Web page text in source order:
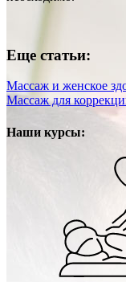
Еще статьи:
Массаж и женское
Массаж для
Наши курсы: